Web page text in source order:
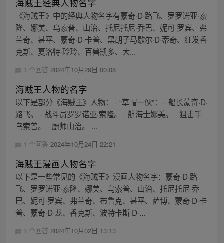
海贼王经典人物名字
《海贼王》中的经典人物名字有蒙奇·D·路飞、罗罗诺亚·索
隆、娜美、乌索普、山治、托尼托尼·乔巴、妮可·罗宾、弗
兰奇、甚平、蒙奇·D·卡普、黑胡子马歇尔·D·蒂奇、红发香
克斯、夏洛特·玲玲、百兽凯多、大...
1 个回答 2024年10月29日 00:08
海贼王人物的名字
以下是部分《海贼王》人物： - “草帽一伙”： - 船长蒙奇·D·
路飞。 - 战斗员罗罗诺亚·索隆。 - 航海士娜美。 - 狙击手
乌索普。 - 厨师山治。 ...
1 个回答 2024年10月24日 22:21
海贼王漫画人物名字
以下是一些常见的《海贼王》漫画人物名字：蒙奇·D·路
飞、罗罗诺亚·索隆、娜美、乌索普、山治、托尼托尼·乔
巴、妮可·罗宾、弗兰奇、布鲁克、甚平、萨博、蒙奇·D·卡
普、蒙奇·D·龙、香克斯、波特卡斯·D·...
1 个回答 2024年10月02日 13:13